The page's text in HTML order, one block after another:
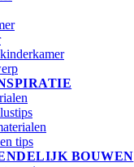
tips
BOUWEN